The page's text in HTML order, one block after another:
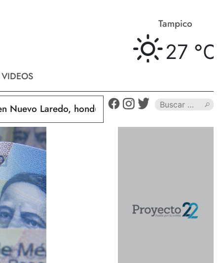
VIDEOS
Tampico
27 ° C
Laredo, hondureño muere calcinado